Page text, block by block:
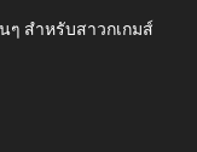
ๆ สำหรับสาวกเกมส์